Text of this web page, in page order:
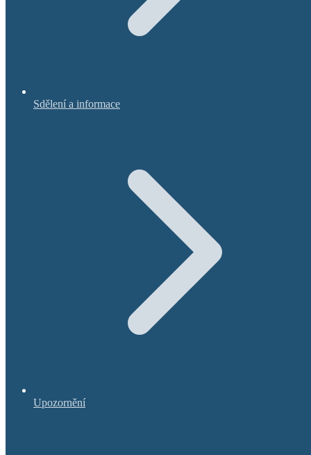
Sdělení a informace
Upozornění